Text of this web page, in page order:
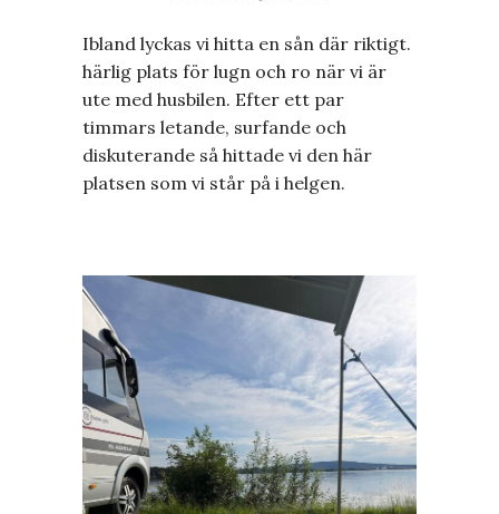
Ibland lyckas vi hitta en sån där riktigt.
härlig plats för lugn och ro när vi är
ute med husbilen. Efter ett par
timmars letande, surfande och
diskuterande så hittade vi den här
platsen som vi står på i helgen.